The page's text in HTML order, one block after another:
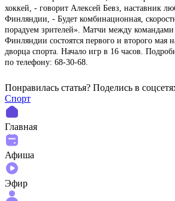
хоккей, - говорит Алексей Бевз, наставник
Финляндии, - Будет комбинационная,
порадуем зрителей». Матчи между
Финляндии состоятся первого и второго мая
дворца спорта. Начало игр в 16 часов.
по телефону: 68-30-68.
Понравилась статья? Поделиcь в
Спорт
Главная
Афиша
Эфир